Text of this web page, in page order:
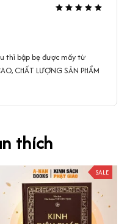
thì bập bẹ được mấy từ
CHẤT LƯỢNG SẢN PHẨM
thích
SALE